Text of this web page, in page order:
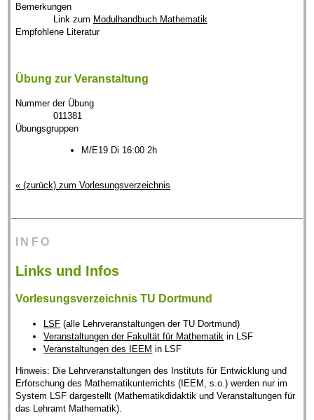
Bemerkungen
Link zum Modulhandbuch Mathematik
Empfohlene Literatur
Übung zur Veranstaltung
Nummer der Übung
011381
Übungsgruppen
M/E19 Di 16:00 2h
« (zurück) zum Vorlesungsverzeichnis
INFO
Links und Infos
Vorlesungsverzeichnis TU Dortmund
LSF (alle Lehrveranstaltungen der TU Dortmund)
Veranstaltungen der Fakultät für Mathematik in LSF
Veranstaltungen des IEEM in LSF
Hinweis: Die Lehrveranstaltungen des Instituts für Entwicklung und
Erforschung des Mathematikunterrichts (IEEM, s.o.) werden nur im
System LSF dargestellt (Mathematikdidaktik und Veranstaltungen für
das Lehramt Mathematik).